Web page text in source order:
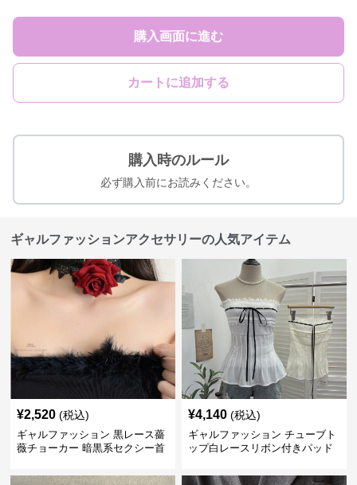
購入画面に進む
カートに追加する
購入時のルール
必ず購入前にお読みください。
ギャルファッションアクセサリーの人気アイテム
¥2,520 (税込)
ギャルファッション 黒レース薔
薇チョーカー 暗黒系セクシー首
¥4,140 (税込)
ギャルファッション チューブト
ップ白レースリボン付きパッド